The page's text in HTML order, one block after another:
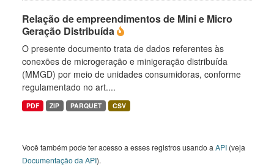
Relação de empreendimentos de Mini e Micro
Geração Distribuída
O presente documento trata de dados referentes às
conexões de microgeração e minigeração distribuída
(MMGD) por meio de unidades consumidoras, conforme
regulamentado no art....
PDF ZIP PARQUET CSV
Você também pode ter acesso a esses registros usando a API (veja
Documentação da API).